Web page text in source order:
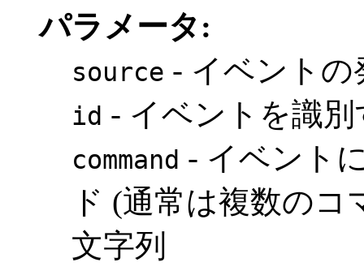
パラメータ:
source - イベント
id - イベントを識
command - イベント
ド (通常は複数の
文字列